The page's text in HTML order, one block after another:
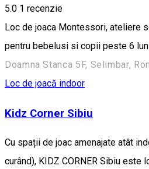
5.0 1 recenzie
Loc de joaca Montessori, ateliere
pentru bebelusi si copii peste 6
Doamna Stanca 5F, Selimbar,
Loc de joacă indoor
Kidz Corner Sibiu
Cu spații de joac amenajate atât
curând), KIDZ CORNER Sibiu este